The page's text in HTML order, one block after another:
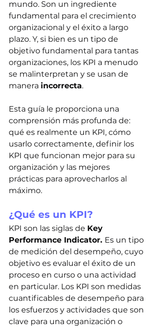
mundo. Son un ingrediente
fundamental para el crecimiento
organizacional y el éxito a largo
plazo. Y, si bien es un tipo de
objetivo fundamental para tantas
organizaciones, los KPI a menudo
se malinterpretan y se usan de
manera incorrecta.
Esta guía le proporciona una
comprensión más profunda de:
qué es realmente un KPI, cómo
usarlo correctamente, definir los
KPI que funcionan mejor para su
organización y las mejores
prácticas para aprovecharlos al
máximo.
¿Qué es un KPI?
KPI son las siglas de Key
Performance Indicator. Es un tipo
de medición del desempeño, cuyo
objetivo es evaluar el éxito de un
proceso en curso o una actividad
en particular. Los KPI son medidas
cuantificables de desempeño para
los esfuerzos y actividades que son
clave para una organización o